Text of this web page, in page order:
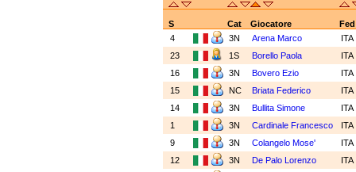
S Cat Giocatore
Fed
4
3N Arena Marco
ITA
23
1S Borello Paola
ITA
16
3N Bovero Ezio
ITA
15
NC Briata Federico
ITA
14
3N Bullita Simone
ITA
1
3N Cardinale Francesco
ITA
9
3N Colangelo Mose'
ITA
12
3N De Palo Lorenzo
ITA